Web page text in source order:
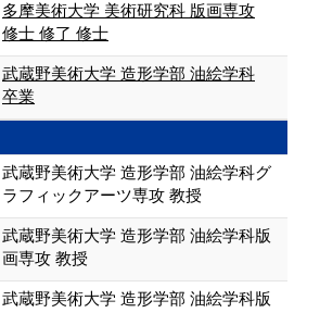
多摩美術大学 美術研究科 版画専攻
修士 修了 修士
武蔵野美術大学 造形学部 油絵学科
卒業
武蔵野美術大学 造形学部 油絵学科グ
ラフィックアーツ専攻 教授
武蔵野美術大学 造形学部 油絵学科版
画専攻 教授
武蔵野美術大学 造形学部 油絵学科版